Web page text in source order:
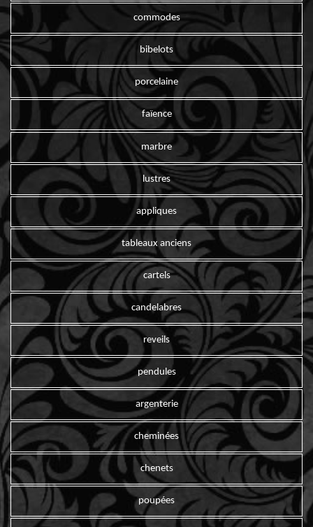
commodes
bibelots
porcelaine
faïence
marbre
lustres
appliques
tableaux anciens
cartels
candelabres
reveils
pendules
argenterie
cheminées
chenets
poupées